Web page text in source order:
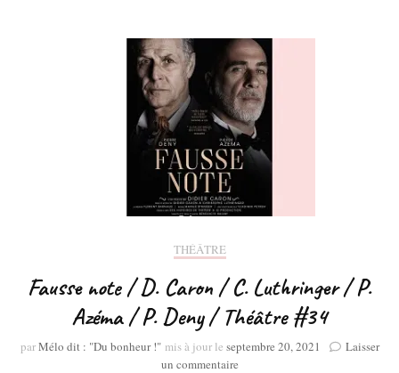
THÉÂTRE
Fausse note / D. Caron / C. Luthringer / P.
Azéma / P. Deny / Théâtre #34
parMélo dit : "Du bonheur !" mis à jour le septembre 20, 2021
Laisser
un commentairesur